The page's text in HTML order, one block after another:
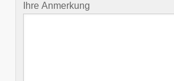
Ihre Anmerkung